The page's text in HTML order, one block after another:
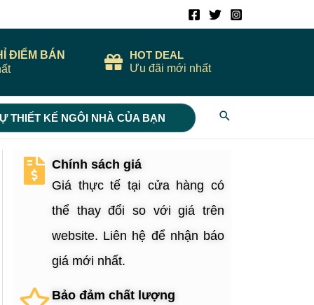
ĐIỂM BÁN
HOT DEAL
Ưu đãi mới nhất
THIẾT KẾ NGÔI NHÀ CỦA BẠN Search
Chính sách giá
Giá thực tế tại cửa hàng có
thể thay đổi so với giá trên
website. Liên hệ để nhận báo
giá mới nhất.
Bảo đảm chất lượng